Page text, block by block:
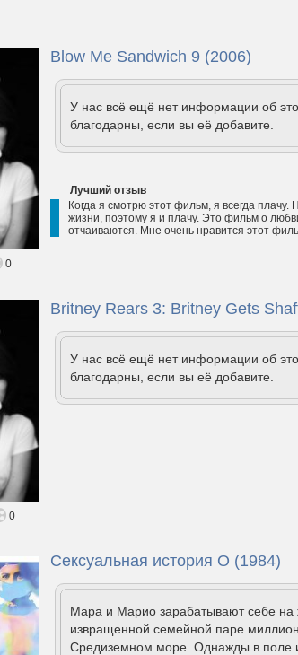
Blow Me Sandwich 9 (2006)
У нас всё ещё нет информации об
благодарны, если вы её добавите.
Лучший отзыв
Когда я смотрю этот фильм, я всегда плачу.
жизни, поэтому я и плачу. Это фильм о
отчаиваются. Мне очень нравится этот
0
Britney Rears 3: Britney Gets
У нас всё ещё нет информации об
благодарны, если вы её добавите.
0
Сексуальная история О (1984)
Мара и Марио зарабатывают себе на
извращенной семейной паре
Средиземном море. Однажды в поле